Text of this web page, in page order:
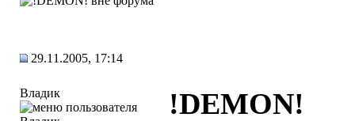
29.11.2005, 17:14
Владик
!DEMON!